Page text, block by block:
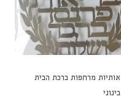
אותיות מרחפות ברכת הבית
בינוני